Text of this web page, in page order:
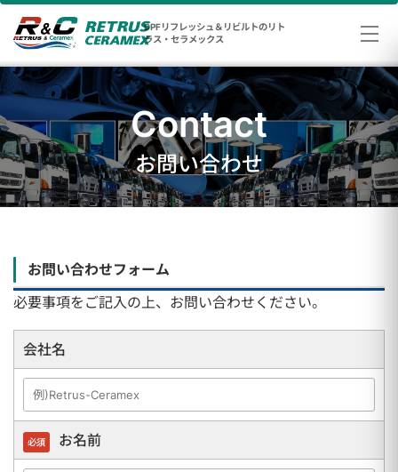
DPFリフレッシュ＆リビルトのリト
ラス・セラメックス
Contact
お問い合わせ
お問い合わせフォーム
必要事項をご記入の上、お問い合わせください。
会社名
必須 お名前